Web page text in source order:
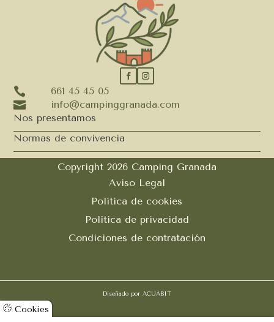
Cookies
 661 45 45 05

info@campinggranada.com
Nos presentamos
Normas de convivencia
Copyright 2026 Camping Granada
Aviso Legal
Política de cookies
Política de privacidad
Condiciones de contratación
Diseñado por ACUABIT